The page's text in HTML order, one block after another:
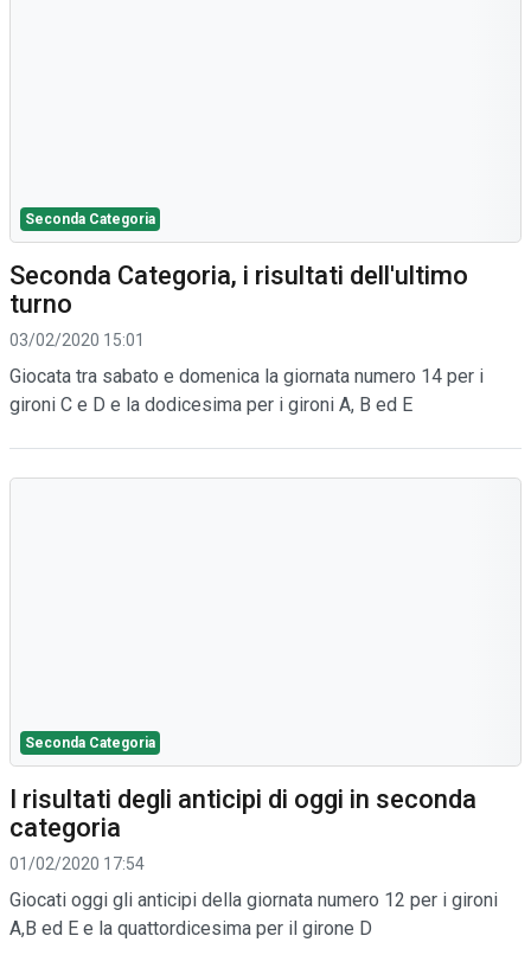
Seconda Categoria
Seconda Categoria, i risultati dell'ultimo
turno
03/02/2020 15:01
Giocata tra sabato e domenica la giornata numero 14 per i
gironi C e D e la dodicesima per i gironi A, B ed E
Seconda Categoria
I risultati degli anticipi di oggi in seconda
categoria
01/02/2020 17:54
Giocati oggi gli anticipi della giornata numero 12 per i gironi
A,B ed E e la quattordicesima per il girone D